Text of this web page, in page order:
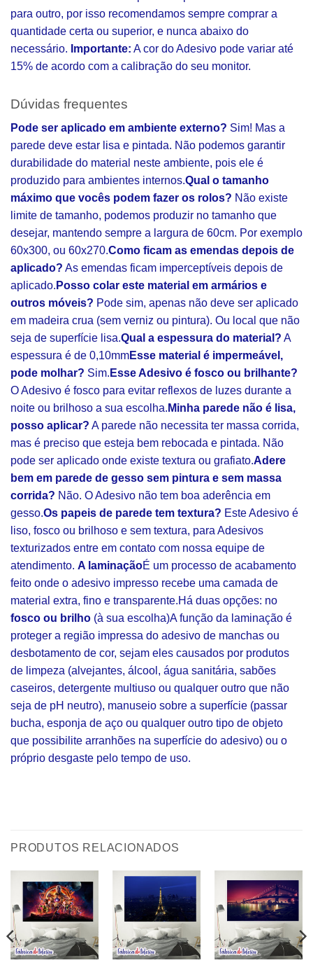
para outro, por isso recomendamos sempre comprar a
quantidade certa ou superior, e nunca abaixo do
necessário. Importante: A cor do Adesivo pode variar até
15% de acordo com a calibração do seu monitor.
Dúvidas frequentes
Pode ser aplicado em ambiente externo? Sim! Mas a
parede deve estar lisa e pintada. Não podemos garantir
durabilidade do material neste ambiente, pois ele é
produzido para ambientes internos.Qual o tamanho
máximo que vocês podem fazer os rolos? Não existe
limite de tamanho, podemos produzir no tamanho que
desejar, mantendo sempre a largura de 60cm. Por exemplo
60x300, ou 60x270.Como ficam as emendas depois de
aplicado? As emendas ficam imperceptíveis depois de
aplicado. Posso colar este material em armários e
outros móveis? Pode sim, apenas não deve ser aplicado
em madeira crua (sem verniz ou pintura). Ou local que não
seja de superfície lisa.Qual a espessura do material? A
espessura é de 0,10mmEsse material é impermeável,
pode molhar? Sim. Esse Adesivo é fosco ou brilhante?
O Adesivo é fosco para evitar reflexos de luzes durante a
noite ou brilhoso a sua escolha. Minha parede não é lisa,
posso aplicar? A parede não necessita ter massa corrida,
mas é preciso que esteja bem rebocada e pintada. Não
pode ser aplicado onde existe textura ou grafiato.Adere
bem em parede de gesso sem pintura e sem massa
corrida? Não. O Adesivo não tem boa aderência em
gesso.Os papeis de parede tem textura? Este Adesivo é
liso, fosco ou brilhoso e sem textura, para Adesivos
texturizados entre em contato com nossa equipe de
atendimento. A laminaçãoÉ um processo de acabamento
feito onde o adesivo impresso recebe uma camada de
material extra, fino e transparente.Há duas opções: no
fosco ou brilho (à sua escolha)A função da laminação é
proteger a região impressa do adesivo de manchas ou
desbotamento de cor, sejam eles causados por produtos
de limpeza (alvejantes, álcool, água sanitária, sabões
caseiros, detergente multiuso ou qualquer outro que não
seja de pH neutro), manuseio sobre a superfície (passar
bucha, esponja de aço ou qualquer outro tipo de objeto
que possibilite arranhões na superfície do adesivo) ou o
próprio desgaste pelo tempo de uso.
PRODUTOS RELACIONADOS